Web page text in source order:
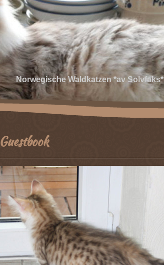
Norwegische Waldkatzen *av Solvfaks*
Guestbook